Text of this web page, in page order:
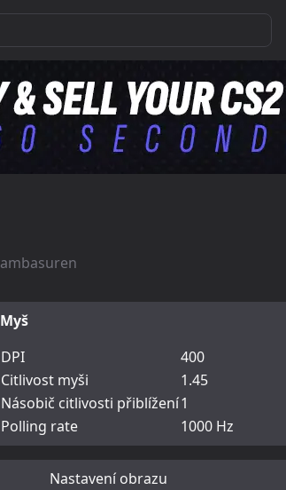
Myš
DPI
400
Citlivost myši
1.45
Násobič citlivosti přiblížení1
Polling rate
1000 Hz
Nastavení obrazu